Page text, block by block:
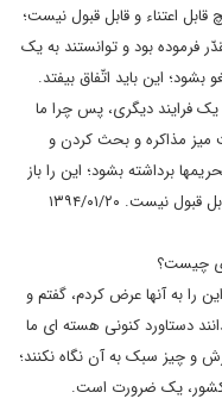
قابل اعتناء و قابل قبول نیست؛
فرموده بود و توانستند به یک
این باید اتّفاق بیفتد.
یک فرایند دیگری، پس چرا ما
میز مذاکره و بحث کردن و
برداشته بشود؛ این را باز
۱۳۹۴/۰۱/۲۰
را به آنها عرض کردم، گفتم و
دستاورد کنونی هسته ای ما
و چیز سبک به آن نگاه نکنند؛
یک ضرورت است.